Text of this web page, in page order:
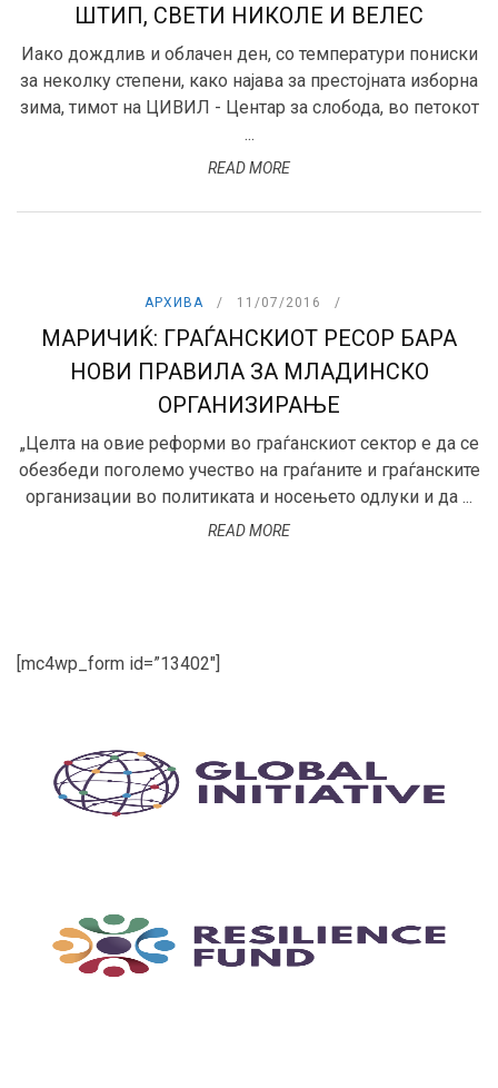
ШТИП, СВЕТИ НИКОЛЕ И ВЕЛЕС
Иако дождлив и облачен ден, со температури пониски
за неколку степени, како најава за престојната изборна
зима, тимот на ЦИВИЛ - Центар за слобода, во петокот
...
READ MORE
АРХИВА 11/07/2016
МАРИЧИЌ: ГРАЃАНСКИОТ РЕСОР БАРА
НОВИ ПРАВИЛА ЗА МЛАДИНСКО
ОРГАНИЗИРАЊЕ
„Целта на овие реформи во граѓанскиот сектор е да се
обезбеди поголемо учество на граѓаните и граѓанските
организации во политиката и носењето одлуки и да ...
READ MORE
[mc4wp_form id=”13402″]